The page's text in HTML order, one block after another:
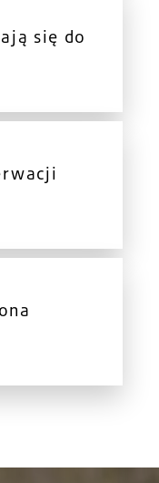
się do